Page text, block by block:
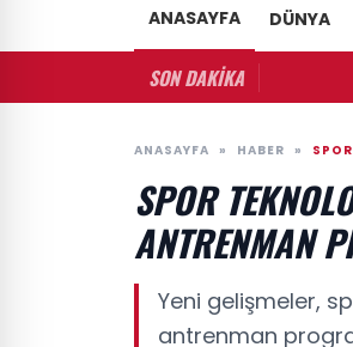
ANASAYFA DÜNYA
SON DAKİKA
ANASAYFA » HABER »
SPOR
ANTRENMAN
Yeni gelişmeler,
antrenman